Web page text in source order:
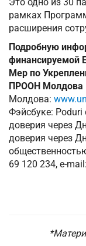
рамках
расширения
Подробную
финансируемой
Мер по
ПРООН Молдова
Молдова:
Фэйсбуке: Poduri
доверия через
доверия через
69 120 234, e-mail: